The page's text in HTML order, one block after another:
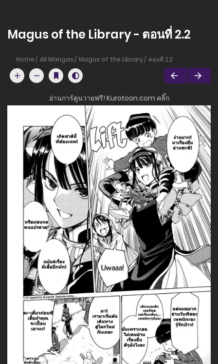
Magus of the Library - ตอนที่ 2.2
Home All Mangas Magus of the Library ตอนที่ 2.2
อ่านการ์ตูนวายฟรี! Kurotoon.com คลิ๊ก